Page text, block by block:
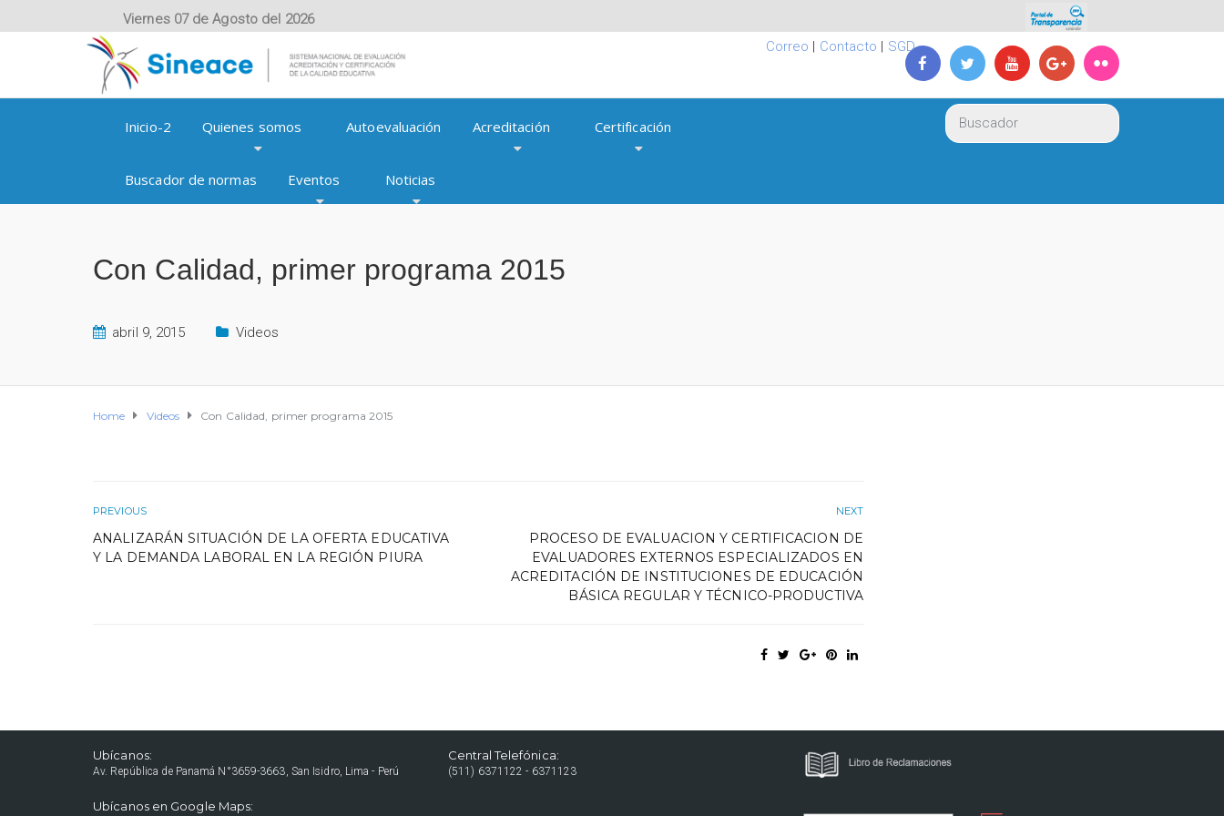
Viernes 07 de Agosto del 2026
Correo | Contacto | SGD
Inicio-2 Quienes somos Autoevaluación Acreditación Certificación
Buscador de normas Eventos Noticias
Con Calidad, primer programa 2015
abril 9, 2015 Videos
Home Videos Con Calidad, primer programa 2015
PREVIOUS
ANALIZARÁN SITUACIÓN DE LA OFERTA EDUCATIVA
Y LA DEMANDA LABORAL EN LA REGIÓN PIURA
NEXT
PROCESO DE EVALUACION Y CERTIFICACION DE
EVALUADORES EXTERNOS ESPECIALIZADOS EN
ACREDITACIÓN DE INSTITUCIONES DE EDUCACIÓN
BÁSICA REGULAR Y TÉCNICO-PRODUCTIVA
Ubícanos:
Av. República de Panamá N°3659-3663, San Isidro, Lima - Perú
Ubícanos en Google Maps:
Central Telefónica:
(511) 6371122 - 6371123